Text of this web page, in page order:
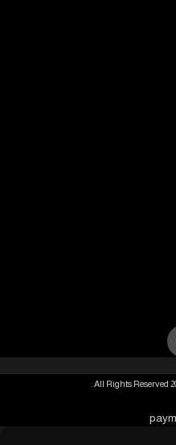
All Rights Reserved